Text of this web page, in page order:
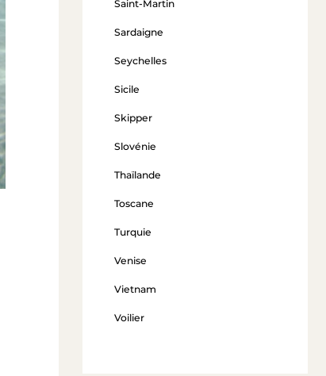
Saint-Martin
Sardaigne
Seychelles
Sicile
Skipper
Slovénie
Thaïlande
Toscane
Turquie
Venise
Vietnam
Voilier